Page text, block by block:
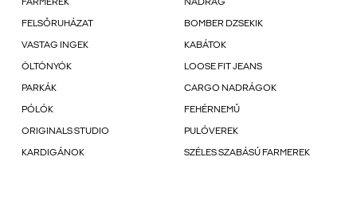
FARMEREK NADRÁG
FELSŐRUHÁZAT BOMBER DZSEKIK
VASTAG INGEK KABÁTOK
ÖLTÖNYÖK LOOSE FIT JEANS
PARKÁK CARGO NADRÁGOK
PÓLÓK FEHÉRNEMŰ
ORIGINALS STUDIO PULÓVEREK
KARDIGÁNOK SZÉLES SZABÁSÚ FARMEREK